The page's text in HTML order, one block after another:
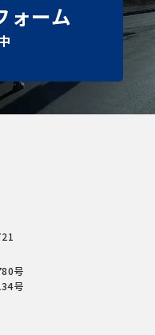
ォーム
号
号